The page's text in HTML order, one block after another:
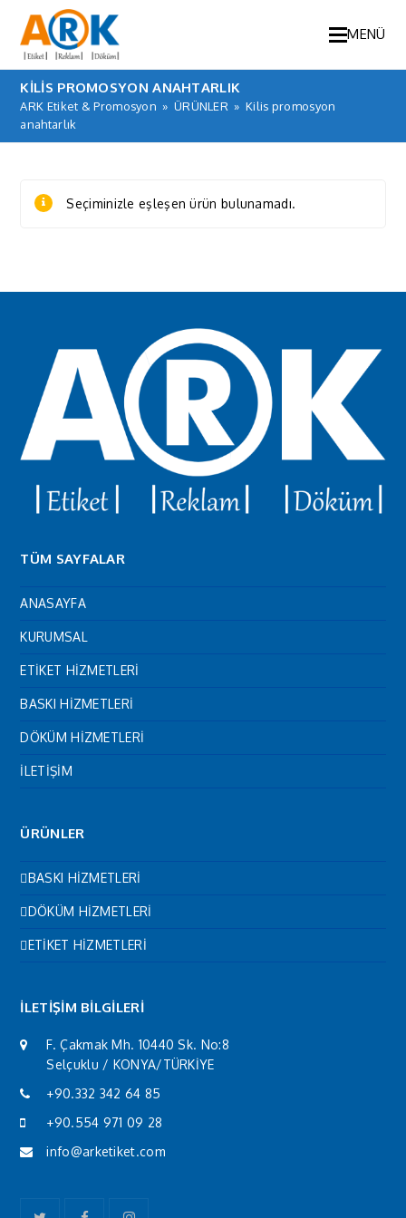
MENÜ
KILIS PROMOSYON ANAHTARLIK
ARK Etiket & Promosyon » ÜRÜNLER » Kilis promosyon
anahtarlık
Seçiminizle eşleşen ürün bulunamadı.
TÜM SAYFALAR
ANASAYFA
KURUMSAL
ETİKET HİZMETLERİ
BASKI HİZMETLERİ
DÖKÜM HİZMETLERİ
İLETİŞİM
ÜRÜNLER
BASKI HİZMETLERİ
DÖKÜM HİZMETLERİ
ETİKET HİZMETLERİ
İLETİŞİM BİLGİLERİ
F. Çakmak Mh. 10440 Sk. No:8
Selçuklu / KONYA/TÜRKİYE
+90.332 342 64 85
+90.554 971 09 28
info@arketiket.com